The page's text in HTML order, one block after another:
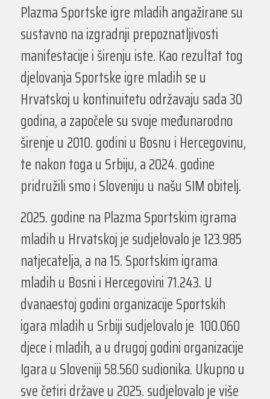
Plazma Sportske igre mladih angažirane su
sustavno na izgradnji prepoznatljivosti
manifestacije i širenju iste. Kao rezultat tog
djelovanja Sportske igre mladih se u
Hrvatskoj u kontinuitetu održavaju sada 30
godina, a započele su svoje međunarodno
širenje u 2010. godini u Bosnu i Hercegovinu,
te nakon toga u Srbiju, a 2024. godine
pridružili smo i Sloveniju u našu SIM obitelj.
2025. godine na Plazma Sportskim igrama
mladih u Hrvatskoj je sudjelovalo je 123.985
natjecatelja, a na 15. Sportskim igrama
mladih u Bosni i Hercegovini 71.243. U
dvanaestoj godini organizacije Sportskih
igara mladih u Srbiji sudjelovalo je 100.060
djece i mladih, a u drugoj godini organizacije
Igara u Sloveniji 58.560 sudionika. Ukupno u
sve četiri države u 2025. sudjelovalo je više